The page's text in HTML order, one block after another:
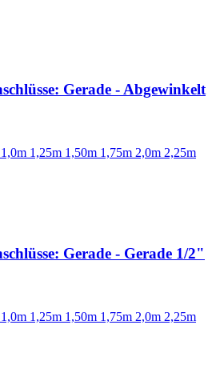
Gerade - Abgewinkelt
1,0m 1,25m 1,50m 1,75m 2,0m 2,25m
Gerade - Gerade 1/2"
1,0m 1,25m 1,50m 1,75m 2,0m 2,25m